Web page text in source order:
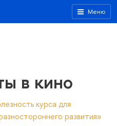
Меню
в кино
курса для
развития»